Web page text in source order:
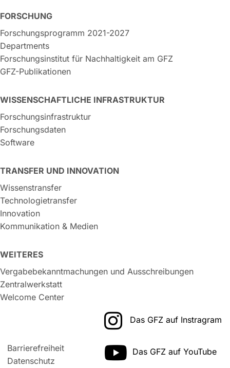
FORSCHUNG
Forschungsprogramm 2021-2027
Departments
Forschungsinstitut für Nachhaltigkeit am GFZ
GFZ-Publikationen
WISSENSCHAFTLICHE INFRASTRUKTUR
Forschungsinfrastruktur
Forschungsdaten
Software
TRANSFER UND INNOVATION
Wissenstransfer
Technologietransfer
Innovation
Kommunikation & Medien
WEITERES
Vergabebekanntmachungen und Ausschreibungen
Zentralwerkstatt
Welcome Center
Barrierefreiheit
Datenschutz
Das GFZ auf Instragram
Das GFZ auf YouTube